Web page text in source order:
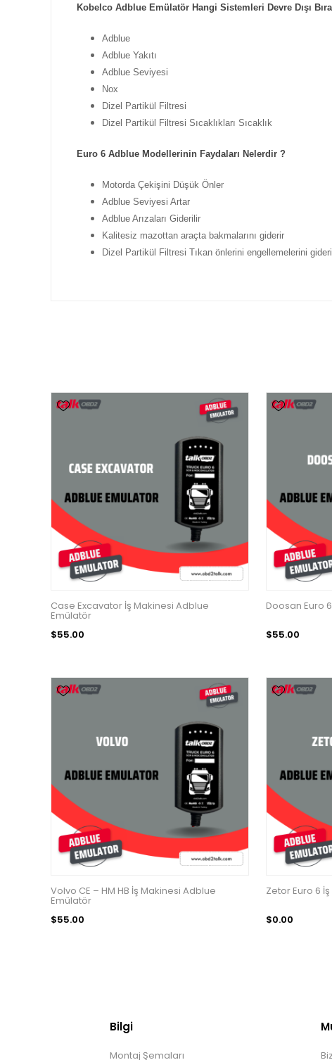
Kobelco Adblue Emülatör Hangi Sistemleri Devre Dışı
Adblue
Adblue Yakıtı
Adblue Seviyesi
Nox
Dizel Partikül Filtresi
Dizel Partikül Filtresi Sıcaklıkları Sıcaklık
Euro 6 Adblue Modellerinin Faydaları Nelerdir ?
Motorda Çekişini Düşük Önler
Adblue Seviyesi Artar
Adblue Arızaları Giderilir
Kalitesiz mazottan araçta bakmalarını giderir
Dizel Partikül Filtresi Tıkan önlerini engellemelerini
Case Excavator İş Makinesi Adblue
Emülatör
$55.00
Doosan Euro
$55.00
Volvo CE – HM HB İş Makinesi Adblue
Emülatör
$55.00
Zetor Euro 6
$0.00
Bilgi
Montaj Şemaları